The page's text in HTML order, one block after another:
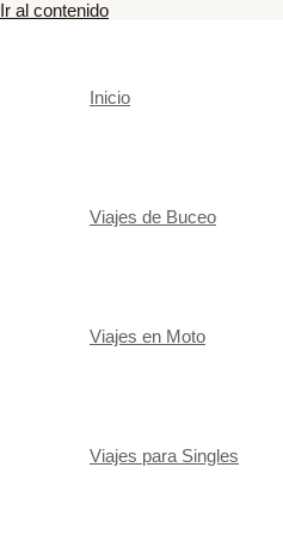
Ir al contenido
Inicio
Viajes de Buceo
Viajes en Moto
Viajes para Singles